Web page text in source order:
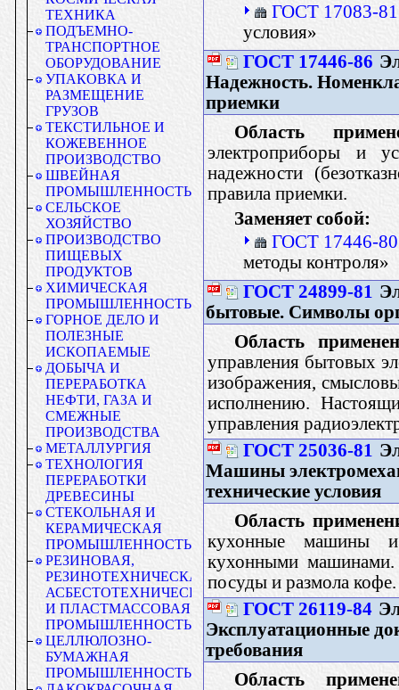
ТЕХНИКА
ПОДЪЕМНО-
ТРАНСПОРТНОЕ
ОБОРУДОВАНИЕ
УПАКОВКА И
РАЗМЕЩЕНИЕ
ГРУЗОВ
ТЕКСТИЛЬНОЕ И
КОЖЕВЕННОЕ
ПРОИЗВОДСТВО
ШВЕЙНАЯ
ПРОМЫШЛЕННОСТЬ
СЕЛЬСКОЕ
ХОЗЯЙСТВО
ПРОИЗВОДСТВО
ПИЩЕВЫХ
ПРОДУКТОВ
ХИМИЧЕСКАЯ
ПРОМЫШЛЕННОСТЬ
ГОРНОЕ ДЕЛО И
ПОЛЕЗНЫЕ
ИСКОПАЕМЫЕ
ДОБЫЧА И
ПЕРЕРАБОТКА
НЕФТИ, ГАЗА И
СМЕЖНЫЕ
ПРОИЗВОДСТВА
МЕТАЛЛУРГИЯ
ТЕХНОЛОГИЯ
ПЕРЕРАБОТКИ
ДРЕВЕСИНЫ
СТЕКОЛЬНАЯ И
КЕРАМИЧЕСКАЯ
ПРОМЫШЛЕННОСТЬ
РЕЗИНОВАЯ,
РЕЗИНОТЕХНИЧЕСКАЯ,
АСБЕСТОТЕХНИЧЕСКАЯ
И ПЛАСТМАССОВАЯ
ПРОМЫШЛЕННОСТЬ
ЦЕЛЛЮЛОЗНО-
БУМАЖНАЯ
ПРОМЫШЛЕННОСТЬ
ГОСТ 17083-81
условия»
ГОСТ 17446-86
Надежность.
приемки
Область
электроприборы и
надежности
правила приемки.
Заменяет собой:
ГОСТ 17446-80
методы контроля»
ГОСТ 24899-81
бытовые. Символы
Область
управления бытовых
изображения,
исполнению.
управления
ГОСТ 25036-81
Машины
технические условия
Область
кухонные машины и
кухонными машинами.
посуды и размола кофе.
ГОСТ 26119-84
Эксплуатационные
требования
Область